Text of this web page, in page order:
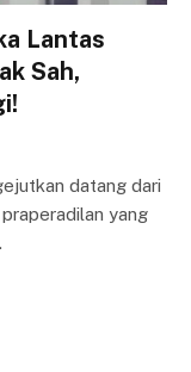
Lantas
Sah,
datang dari
yang